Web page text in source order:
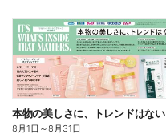
本物の美しさに、トレンドはない
8月1日 ～8月31日